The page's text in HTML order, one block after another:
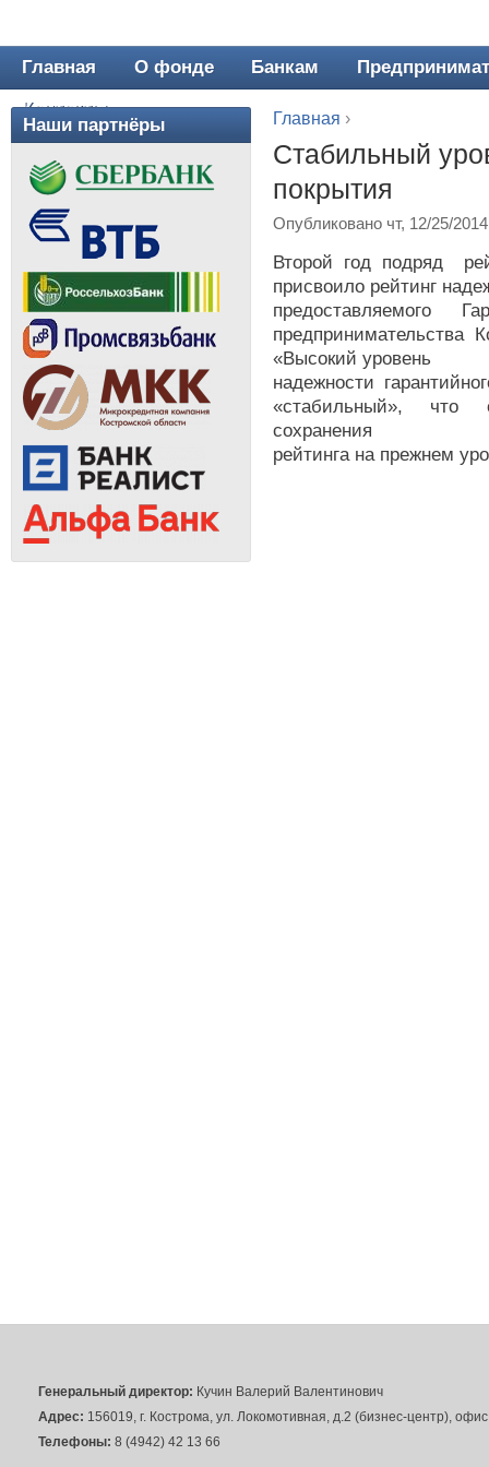
Главная ›
Стабильный
покрытия
Опубликовано чт, 12/25/
Второй год подряд
присвоило рейтинг
предоставляемого
предпринимательства
«Высокий уровень
надежности
«стабильный», что
сохранения
рейтинга на прежнем
Главное меню
Главная О фонде Банкам
Контакты
Наши партнёры
Генеральный директор: Кучин Валерий Валентинович
Адрес: 156019, г. Кострома, ул. Локомотивная, д.2 (бизнес-центр),
Телефоны: 8 (4942) 42 13 66